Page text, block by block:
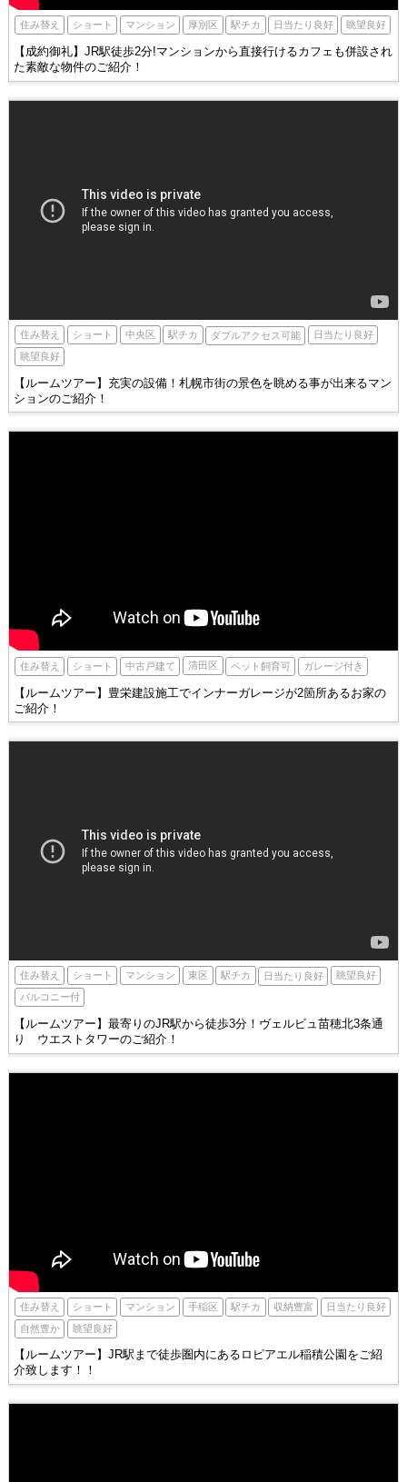
住み替え ショート マンション 厚別区 駅チカ 日当たり良好 眺望良好
【成約御礼】JR駅徒歩2分!マンションから直接行けるカフェも併設され
た素敵な物件のご紹介！
住み替え ショート 中央区 駅チカ ダブルアクセス可能
日当たり良好
眺望良好
【ルームツアー】充実の設備！札幌市街の景色を眺める事が出来るマン
ションのご紹介！
住み替え ショート 中古戸建て 清田区 ペット飼育可 ガレージ付き
【ルームツアー】豊栄建設施工でインナーガレージが2箇所あるお家の
ご紹介！
住み替え ショート マンション 東区 駅チカ 日当たり良好
眺望良好
バルコニー付
【ルームツアー】最寄りのJR駅から徒歩3分！ヴェルビュ苗穂北3条通
り ウエストタワーのご紹介！
住み替え ショート マンション 手稲区 駅チカ 収納豊富
日当たり良好
自然豊か
眺望良好
【ルームツアー】JR駅まで徒歩圏内にあるロピアエル稲積公園をご紹
介致します！！